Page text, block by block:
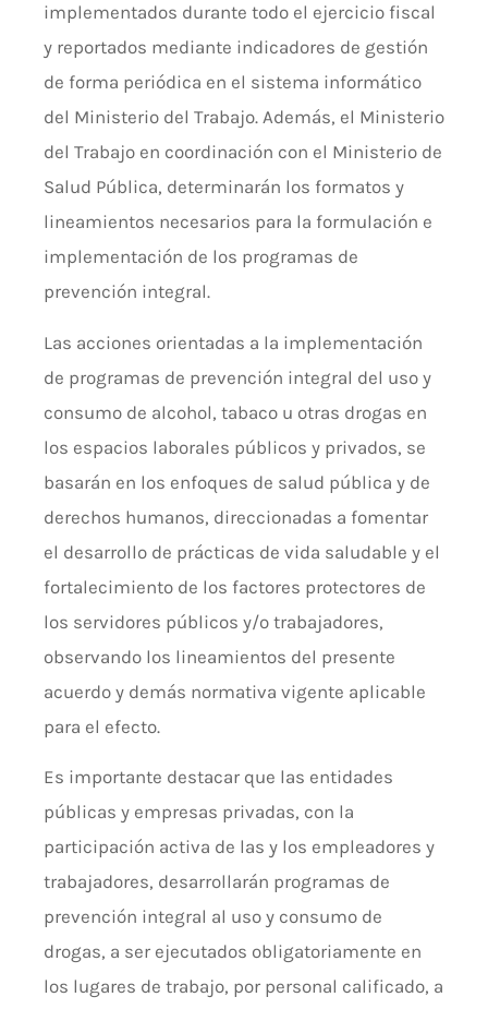
implementados durante todo el ejercicio fiscal
y reportados mediante indicadores de gestión
de forma periódica en el sistema informático
del Ministerio del Trabajo. Además, el Ministerio
del Trabajo en coordinación con el Ministerio de
Salud Pública, determinarán los formatos y
lineamientos necesarios para la formulación e
implementación de los programas de
prevención integral.
Las acciones orientadas a la implementación
de programas de prevención integral del uso y
consumo de alcohol, tabaco u otras drogas en
los espacios laborales públicos y privados, se
basarán en los enfoques de salud pública y de
derechos humanos, direccionadas a fomentar
el desarrollo de prácticas de vida saludable y el
fortalecimiento de los factores protectores de
los servidores públicos y/o trabajadores,
observando los lineamientos del presente
acuerdo y demás normativa vigente aplicable
para el efecto.
Es importante destacar que las entidades
públicas y empresas privadas, con la
participación activa de las y los empleadores y
trabajadores, desarrollarán programas de
prevención integral al uso y consumo de
drogas, a ser ejecutados obligatoriamente en
los lugares de trabajo, por personal calificado, a